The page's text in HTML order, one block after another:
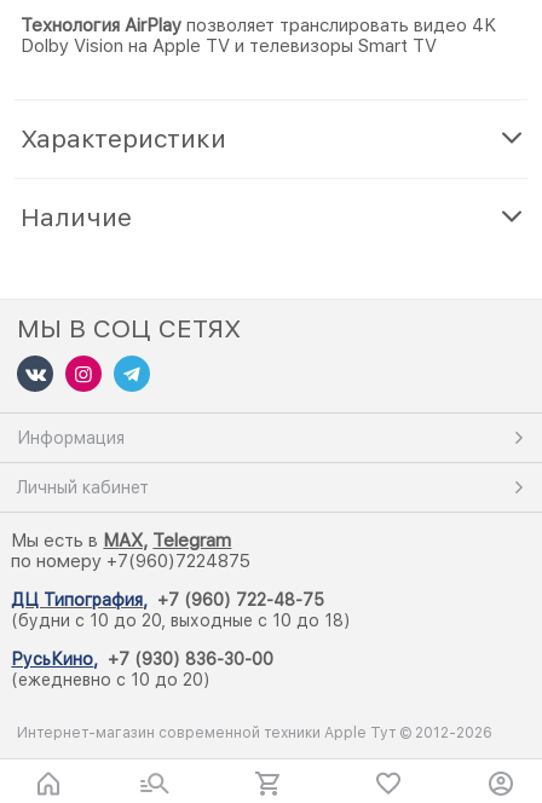
Технология AirPlay позволяет транслировать видео 4K
Dolby Vision на Apple TV и телевизоры Smart TV
Характеристики
Наличие
МЫ В СОЦ СЕТЯХ
Информация
Личный кабинет
Мы есть в MAX, Telegram
по номеру +7(960)7224875
ДЦ Типография, +7 (960) 722-48-75
(будни с 10 до 20, выходные с 10 до 18)
РусьКино, +7 (930) 836-30-00
(ежедневно с 10 до 20)
Интернет-магазин современной техники Apple Тут © 2012-2026